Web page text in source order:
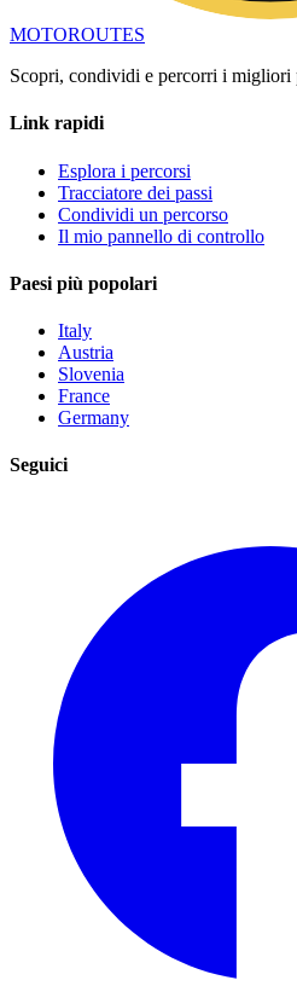
MOTOROUTES
Scopri, condividi e percorri i migliori
Link rapidi
Esplora i percorsi
Tracciatore dei passi
Condividi un percorso
Il mio pannello di controllo
Paesi più popolari
Italy
Austria
Slovenia
France
Germany
Seguici